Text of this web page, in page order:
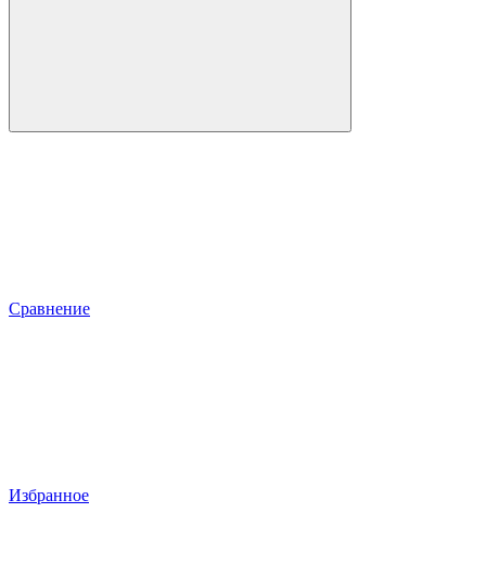
Сравнение
Избранное